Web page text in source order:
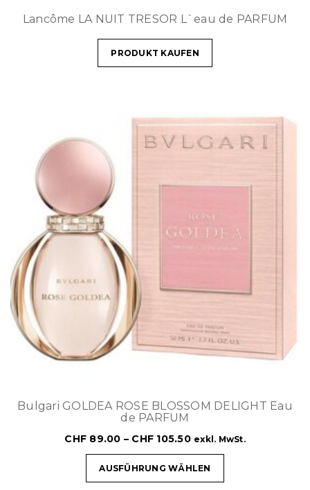
Lancôme LA NUIT TRESOR L`eau de PARFUM
PRODUKT KAUFEN
Bulgari GOLDEA ROSE BLOSSOM DELIGHT Eau
de PARFUM
CHF 89.00 – CHF 105.50 exkl. MwSt.
AUSFÜHRUNG WÄHLEN